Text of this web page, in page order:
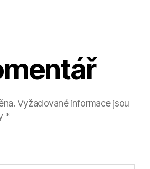
Vyžadované informace jsou
*